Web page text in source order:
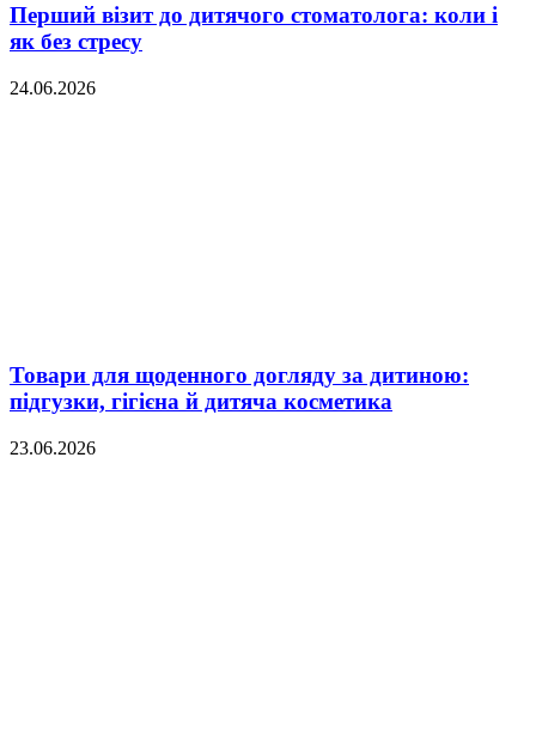
Перший візит до дитячого стоматолога: коли і
як без стресу
24.06.2026
Товари для щоденного догляду за дитиною:
підгузки, гігієна й дитяча косметика
23.06.2026